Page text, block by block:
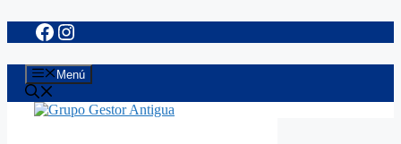
Saltar
al
Facebook
Instagram
Menú